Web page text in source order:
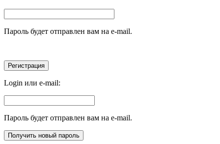
Пароль будет отправлен вам на e-mail.
Login или e-mail:
Пароль будет отправлен вам на e-mail.